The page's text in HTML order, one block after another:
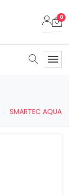
0
0.000DT
SMARTEC AQUA